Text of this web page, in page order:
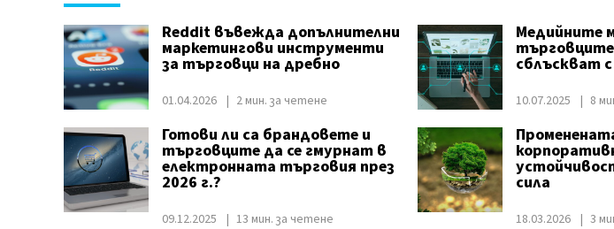
Reddit въвежда допълнителни
маркетингови инструменти
за търговци на дребно
01.04.2026 2 мин. за четене
Медийните
търговците
сблъскват
10.07.2025 8
Готови ли са брандовете и
търговците да се гмурнат в
електронната търговия през
2026 г.?
09.12.2025 13 мин. за четене
сила
18.03.2026 3